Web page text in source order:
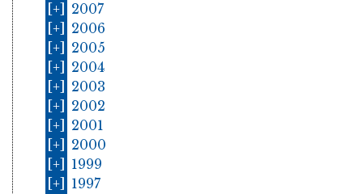
[+]
2007
[+]
2006
[+]
2005
[+]
2004
[+]
2003
[+]
2002
[+]
2001
[+]
2000
[+]
1999
[+]
1997